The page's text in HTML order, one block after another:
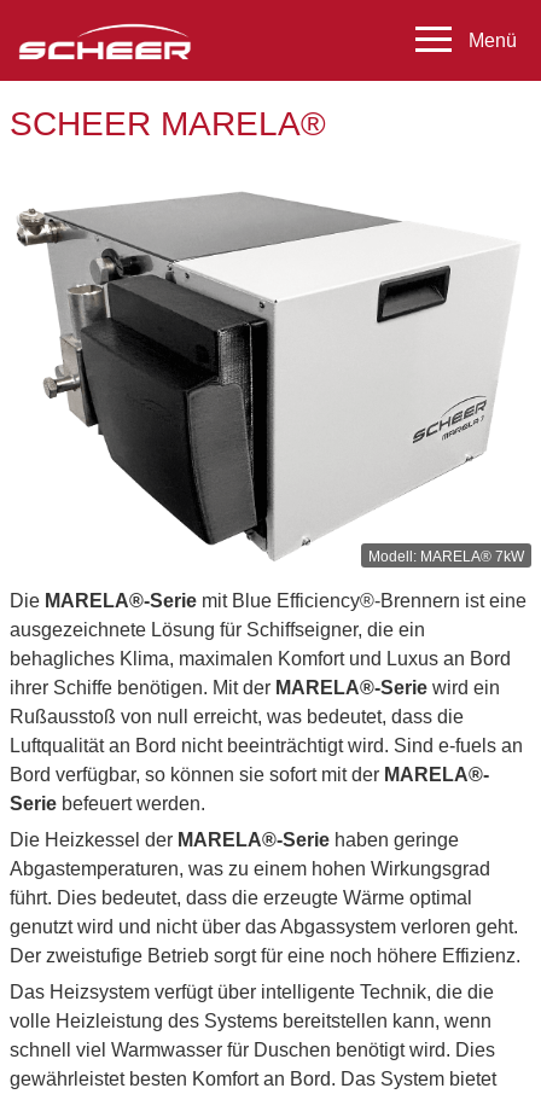
SCHEER MARELA®
MARELA® 7kW
Die MARELA®-Serie mit Blue Efficiency®-Brennern ist eine
ausgezeichnete Lösung für Schiffseigner, die ein
behagliches Klima, maximalen Komfort und Luxus an Bord
ihrer Schiffe benötigen. Mit der MARELA®-Serie wird ein
Rußausstoß von null erreicht, was bedeutet, dass die
Luftqualität an Bord nicht beeinträchtigt wird. Sind e-fuels an
Bord verfügbar, so können sie sofort mit der MARELA®-
Serie befeuert werden.
Die Heizkessel der MARELA®-Serie haben geringe
Abgastemperaturen, was zu einem hohen Wirkungsgrad
führt. Dies bedeutet, dass die erzeugte Wärme optimal
genutzt wird und nicht über das Abgassystem verloren geht.
Der zweistufige Betrieb sorgt für eine noch höhere Effizienz.
Das Heizsystem verfügt über intelligente Technik, die die
volle Heizleistung des Systems bereitstellen kann, wenn
schnell viel Warmwasser für Duschen benötigt wird. Dies
gewährleistet besten Komfort an Bord. Das System bietet